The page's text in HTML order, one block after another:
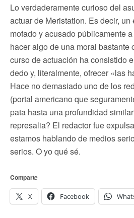
Lo verdaderamente curioso del
actuar de Meristation. Es decir,
mofado y acusado públicamente
hacer algo de una moral bastante
curso de actuación ha consistido
dedo y, literalmente, ofrecer «las
Hace no demasiado uno de los
(portal americano que
pata hasta una profundidad
represalia? El redactor fue
estamos hablando de medios
serios. O yo qué sé.
Comparte
X Facebook